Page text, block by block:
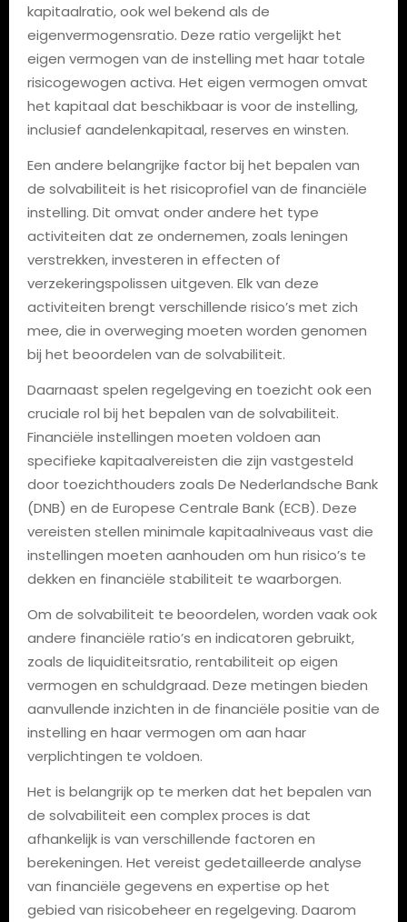
kapitaalratio, ook wel bekend als de
eigenvermogensratio. Deze ratio vergelijkt het
eigen vermogen van de instelling met haar totale
risicogewogen activa. Het eigen vermogen omvat
het kapitaal dat beschikbaar is voor de instelling,
inclusief aandelenkapitaal, reserves en winsten.
Een andere belangrijke factor bij het bepalen van
de solvabiliteit is het risicoprofiel van de financiële
instelling. Dit omvat onder andere het type
activiteiten dat ze ondernemen, zoals leningen
verstrekken, investeren in effecten of
verzekeringspolissen uitgeven. Elk van deze
activiteiten brengt verschillende risico’s met zich
mee, die in overweging moeten worden genomen
bij het beoordelen van de solvabiliteit.
Daarnaast spelen regelgeving en toezicht ook een
cruciale rol bij het bepalen van de solvabiliteit.
Financiële instellingen moeten voldoen aan
specifieke kapitaalvereisten die zijn vastgesteld
door toezichthouders zoals De Nederlandsche Bank
(DNB) en de Europese Centrale Bank (ECB). Deze
vereisten stellen minimale kapitaalniveaus vast die
instellingen moeten aanhouden om hun risico’s te
dekken en financiële stabiliteit te waarborgen.
Om de solvabiliteit te beoordelen, worden vaak ook
andere financiële ratio’s en indicatoren gebruikt,
zoals de liquiditeitsratio, rentabiliteit op eigen
vermogen en schuldgraad. Deze metingen bieden
aanvullende inzichten in de financiële positie van de
instelling en haar vermogen om aan haar
verplichtingen te voldoen.
Het is belangrijk op te merken dat het bepalen van
de solvabiliteit een complex proces is dat
afhankelijk is van verschillende factoren en
berekeningen. Het vereist gedetailleerde analyse
van financiële gegevens en expertise op het
gebied van risicobeheer en regelgeving. Daarom